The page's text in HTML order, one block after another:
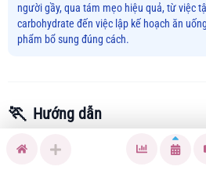
người gầy, qua tám mẹo hiệu quả, từ việc
carbohydrate đến việc lập kế hoạch ăn
phẩm bổ sung đúng cách.
🏃 Hướng dẫn